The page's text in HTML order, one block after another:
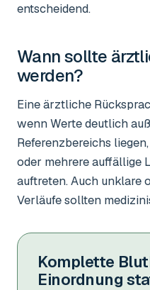
entscheidend.
Wann sollte
werden?
Eine ärztliche
wenn Werte deutlich
Referenzbereichs
oder mehrere auffällige
auftreten. Auch unklare
Verläufe sollten
Komplette
Einordnung